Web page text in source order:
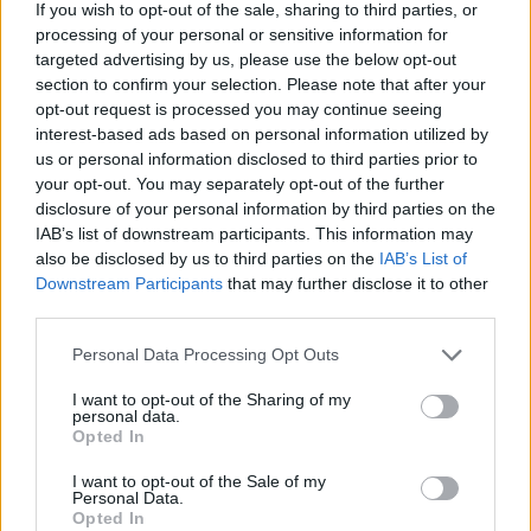
If you wish to opt-out of the sale, sharing to third parties, or
processing of your personal or sensitive information for
targeted advertising by us, please use the below opt-out
section to confirm your selection. Please note that after your
opt-out request is processed you may continue seeing
interest-based ads based on personal information utilized by
us or personal information disclosed to third parties prior to
your opt-out. You may separately opt-out of the further
disclosure of your personal information by third parties on the
IAB’s list of downstream participants. This information may
also be disclosed by us to third parties on the IAB’s List of
Downstream Participants that may further disclose it to other
Please note that this website/app uses one or more Google
not limited to your visit or usage behaviour. You may click to
grant or deny consent to Google and its third-party tags to
use your data for below specified purposes in below Google
consent section.
Personal Data Processing Opt Outs
I want to opt-out of the Sharing of my
personal data.
Opted In
I want to opt-out of the Sale of my
Personal Data.
Opted In
4Μητσοτάκης στην υπογραφή συμφωνίας
για την ηλεκτρική διασύνδεση Ελλάδας –
Κύπρου: «Ισχυρή ψήφος εμπιστοσύνης» η
είσοδος της Meridiam στην GSI
5«Βαριά καμπάνα» στον 27χρονο τράπερ
που έτρεχε με 182 χιλιόμετρα την ώρα σε
δρόμο με όριο τα 80
Πιο σχολιασμένα
Έφυγαν οι συνεργάτες, μένει η Μαρία
Καρυστιανού - Η επόμενη μέρα για την
Παραιτήθηκαν Μουτσάτσου, Ιωαννίδου
και Κοτσόργιος - «Αποχωρώ από μια
αυταπάτη»
Canadair 515: Οι πρώτες εικόνες από την
κατασκευή του αεροσκάφους που θα
επιχειρεί και τη νύχτα στα μέτωπα της